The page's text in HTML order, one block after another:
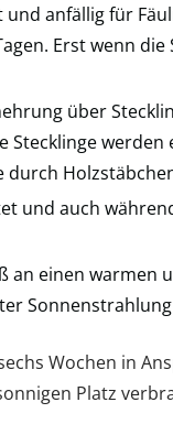
anfällig für
Erst wenn
über
Stecklinge
durch
und auch
an einen warmen
Wochen in
Platz